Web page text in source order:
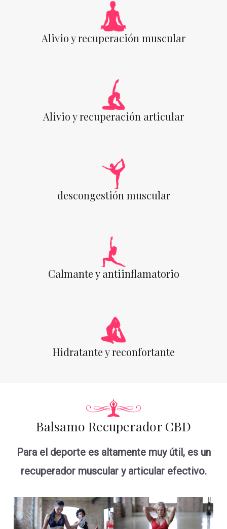
Alivio y recuperación muscular
Alivio y recuperación articular
descongestión muscular
Calmante y antiinflamatorio
Hidratante y reconfortante
Balsamo Recuperador CBD
Para el deporte es altamente muy útil, es un
recuperador muscular y articular efectivo.